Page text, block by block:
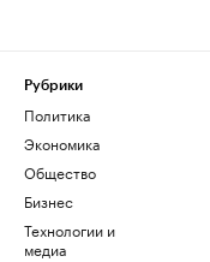
Рубрики
Политика
Экономика
Общество
Бизнес
Технологии и
медиа